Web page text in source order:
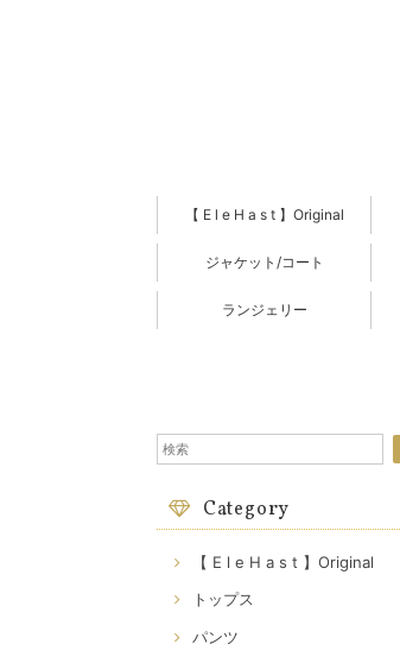
【 E l e H a s t 】Original
ジャケット/コート
ランジェリー
Category
【 E l e H a s t 】Original
トップス
パンツ